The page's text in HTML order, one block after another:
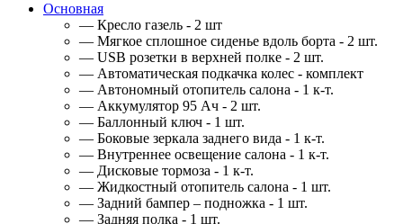
Основная
— Кресло газель - 2 шт
— Мягкое сплошное сиденье вдоль борта - 2 шт.
— USB розетки в верхней полке - 2 шт.
— Автоматическая подкачка колес - комплект
— Автономный отопитель салона - 1 к-т.
— Аккумулятор 95 Ач - 2 шт.
— Баллонный ключ - 1 шт.
— Боковые зеркала заднего вида - 1 к-т.
— Внутреннее освещение салона - 1 к-т.
— Дисковые тормоза - 1 к-т.
— Жидкостный отопитель салона - 1 шт.
— Задний бампер – подножка - 1 шт.
— Задняя полка - 1 шт.